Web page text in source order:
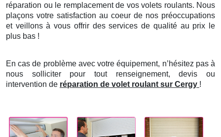
réparation ou le remplacement de vos volets roulants. Nous
plaçons votre satisfaction au coeur de nos préoccupations
et veillons à vous offrir des services de qualité au prix le
plus bas !
En cas de problème avec votre équipement, n’hésitez pas à
nous solliciter pour tout renseignement, devis ou
intervention de réparation de volet roulant sur Cergy !